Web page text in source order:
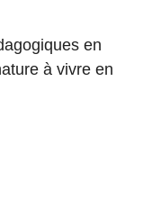
en
à vivre en